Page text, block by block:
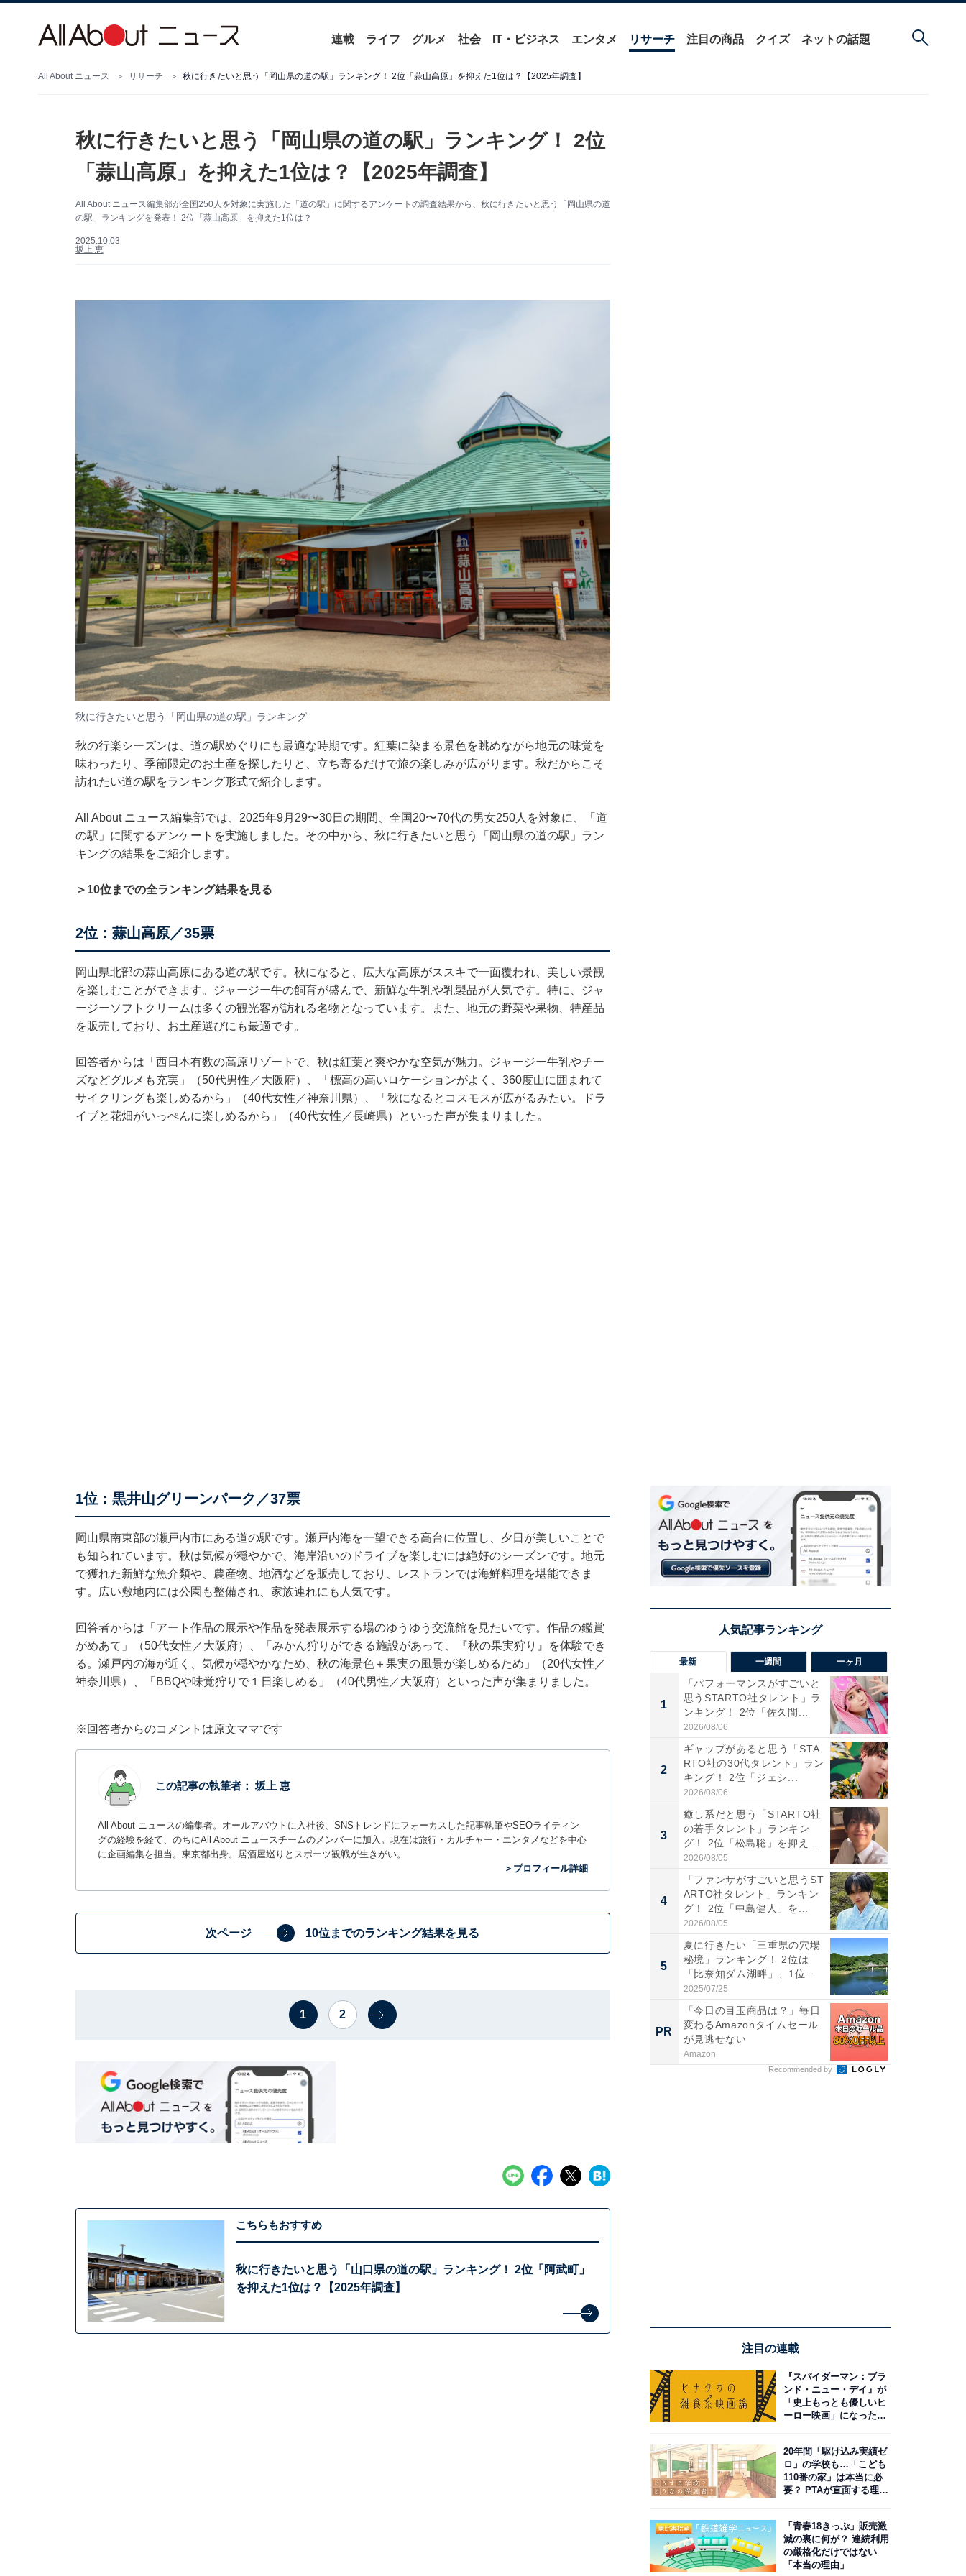
連載 ライフ グルメ 社会 IT・ビジネス エンタメ リサーチ 注目の商品 クイズ ネットの話題
All About ニュース リサーチ 秋に行きたいと思う「岡山県の道の駅」ランキング！ 2位「蒜山高原」を抑えた1位は？【2025年調査】
秋に行きたいと思う「岡山県の道の駅」ランキング！ 2位
「蒜山高原」を抑えた1位は？【2025年調査】
All About ニュース編集部が全国250人を対象に実施した「道の駅」に関するアンケートの調査結果から、秋に行きたいと思う「岡山県の道
の駅」ランキングを発表！ 2位「蒜山高原」を抑えた1位は？
2025.10.03
坂上 恵
秋に行きたいと思う「岡山県の道の駅」ランキング
秋の行楽シーズンは、道の駅めぐりにも最適な時期です。紅葉に染まる景色を眺めながら地元の味覚を
味わったり、季節限定のお土産を探したりと、立ち寄るだけで旅の楽しみが広がります。秋だからこそ
訪れたい道の駅をランキング形式で紹介します。
All About ニュース編集部では、2025年9月29〜30日の期間、全国20〜70代の男女250人を対象に、「道
の駅」に関するアンケートを実施しました。その中から、秋に行きたいと思う「岡山県の道の駅」ラン
キングの結果をご紹介します。
＞10位までの全ランキング結果を見る
2位：蒜山高原／35票
岡山県北部の蒜山高原にある道の駅です。秋になると、広大な高原がススキで一面覆われ、美しい景観
を楽しむことができます。ジャージー牛の飼育が盛んで、新鮮な牛乳や乳製品が人気です。特に、ジャ
ージーソフトクリームは多くの観光客が訪れる名物となっています。また、地元の野菜や果物、特産品
を販売しており、お土産選びにも最適です。
回答者からは「西日本有数の高原リゾートで、秋は紅葉と爽やかな空気が魅力。ジャージー牛乳やチー
ズなどグルメも充実」（50代男性／大阪府）、「標高の高いロケーションがよく、360度山に囲まれて
サイクリングも楽しめるから」（40代女性／神奈川県）、「秋になるとコスモスが広がるみたい。ドラ
イブと花畑がいっぺんに楽しめるから」（40代女性／長崎県）といった声が集まりました。
1位：黒井山グリーンパーク／37票
岡山県南東部の瀬戸内市にある道の駅です。瀬戸内海を一望できる高台に位置し、夕日が美しいことで
も知られています。秋は気候が穏やかで、海岸沿いのドライブを楽しむには絶好のシーズンです。地元
で獲れた新鮮な魚介類や、農産物、地酒などを販売しており、レストランでは海鮮料理を堪能できま
す。広い敷地内には公園も整備され、家族連れにも人気です。
回答者からは「アート作品の展示や作品を発表展示する場のゆうゆう交流館を見たいです。作品の鑑賞
がめあて」（50代女性／大阪府）、「みかん狩りができる施設があって、『秋の果実狩り』を体験でき
る。瀬戸内の海が近く、気候が穏やかなため、秋の海景色＋果実の風景が楽しめるため」（20代女性／
神奈川県）、「BBQや味覚狩りで１日楽しめる」（40代男性／大阪府）といった声が集まりました。
※回答者からのコメントは原文ママです
この記事の執筆者： 坂上 恵
All About ニュースの編集者。オールアバウトに入社後、SNSトレンドにフォーカスした記事執筆やSEOライティン
グの経験を経て、のちにAll About ニュースチームのメンバーに加入。現在は旅行・カルチャー・エンタメなどを中心
に企画編集を担当。東京都出身。居酒屋巡りとスポーツ観戦が生きがい。
＞プロフィール詳細
次ページ 10位までのランキング結果を見る
1 2
こちらもおすすめ
秋に行きたいと思う「山口県の道の駅」ランキング！ 2位「阿武町」
を抑えた1位は？【2025年調査】
最新 一週間 一ヶ月
1
「パフォーマンスがすごいと
思うSTARTO社タレント」ラ
ンキング！ 2位「佐久間...
2026/08/06
2
ギャップがあると思う「STA
RTO社の30代タレント」ラン
キング！ 2位「ジェシ...
2026/08/06
3
癒し系だと思う「STARTO社
の若手タレント」ランキン
グ！ 2位「松島聡」を抑え...
2026/08/05
4
「ファンサがすごいと思うST
ARTO社タレント」ランキン
グ！ 2位「中島健人」を...
2026/08/05
5
夏に行きたい「三重県の穴場
秘境」ランキング！ 2位は
「比奈知ダム湖畔」、1位
は？...
2025/07/25
PR
「今日の目玉商品は？」毎日
変わるAmazonタイムセール
が見逃せない
Amazon
Recommended by
注目の連載
『スパイダーマン：ブラ
ンド・ニュー・デイ』が
「史上もっとも優しいヒ
ーロー映画」になった理
20年間「駆け込み実績ゼ
ロ」の学校も…「こども
110番の家」は本当に必
要？ PTAが直面する理想
「青春18きっぷ」販売激
減の裏に何が？ 連続利用
の厳格化だけではない
「本当の理由」